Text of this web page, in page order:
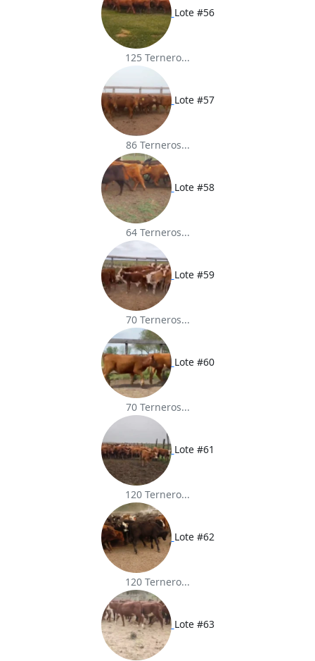
Lote #56
125 Ternero...
Lote #57
86 Terneros...
Lote #58
64 Terneros...
Lote #59
70 Terneros...
Lote #60
70 Terneros...
Lote #61
120 Ternero...
Lote #62
120 Ternero...
Lote #63